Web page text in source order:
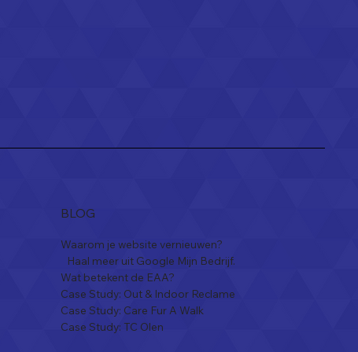
BLOG
Waarom je website vernieuwen?
Haal meer uit Google Mijn Bedrijf.
Wat betekent de EAA?
Case Study: Out & Indoor Reclame
Case Study: Care Fur A Walk
Case Study: TC Olen